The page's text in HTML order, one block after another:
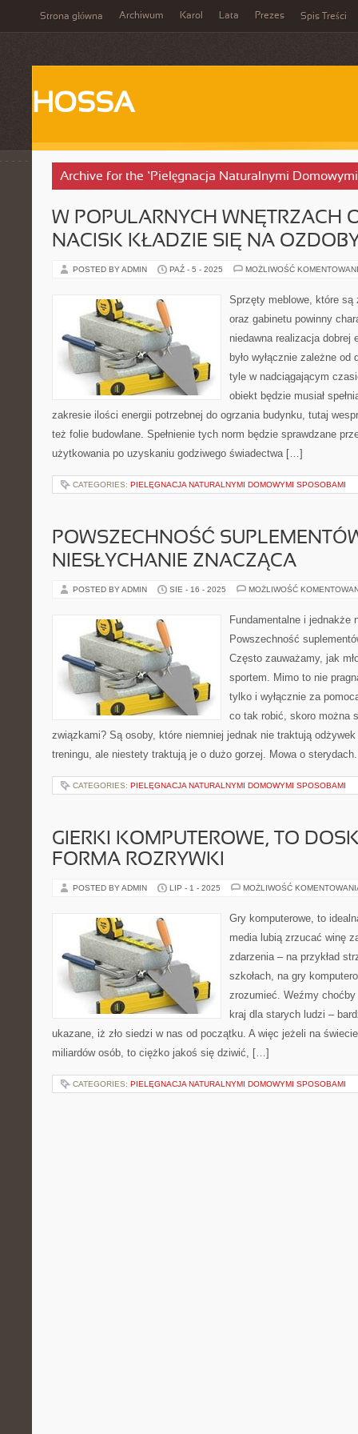
Strona główna Archiwum Karol Lata Prezes Spis Treści
HOSSA
Archive for the ‘Pielęgnacja Naturalnymi
W POPULARNYCH WNĘTRZACH
NACISK KŁADZIE SIĘ NA
POSTED BY ADMIN PAŹ - 5 - 2025 MOŻLIWOŚĆ
Sprzęty meblowe, które są
oraz gabinetu powinny
niedawna realizacja dobrej
było wyłącznie zależne
tyle w nadciągającym
obiekt będzie musiał
zakresie ilości energii potrzebnej do ogrzania budynku, tutaj
też folie budowlane. Spełnienie tych norm będzie sprawdzane
użytkowania po uzyskaniu godziwego świadectwa […]
CATEGORIES: PIELĘGNACJA NATURALNYMI DOMOWYMI SPOSOBAMI
POWSZECHNOŚĆ
NIESŁYCHANIE ZNACZĄCA
POSTED BY ADMIN SIE - 16 - 2025 MOŻLIWOŚĆ
Fundamentalne i jednakże
Powszechność
Często zauważamy, jak
sportem. Mimo to nie
tylko i wyłącznie za
co tak robić, skoro można
związkami? Są osoby, które niemniej jednak nie traktują
treningu, ale niestety traktują je o dużo gorzej. Mowa o
CATEGORIES: PIELĘGNACJA NATURALNYMI DOMOWYMI SPOSOBAMI
GIERKI KOMPUTEROWE, TO
FORMA ROZRYWKI
POSTED BY ADMIN LIP - 1 - 2025 MOŻLIWOŚĆ
Gry komputerowe, to
media lubią zrzucać winę
zdarzenia – na przykład
szkołach, na gry
zrozumieć. Weźmy
kraj dla starych ludzi –
ukazane, iż zło siedzi w nas od początku. A więc jeżeli na
miliardów osób, to ciężko jakoś się dziwić, […]
CATEGORIES: PIELĘGNACJA NATURALNYMI DOMOWYMI SPOSOBAMI